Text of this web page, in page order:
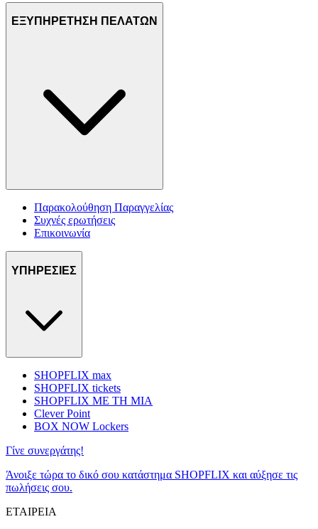
ΕΞΥΠΗΡΕΤΗΣΗ ΠΕΛΑΤΩΝ
Παρακολούθηση Παραγγελίας
Συχνές ερωτήσεις
Επικοινωνία
ΥΠΗΡΕΣΙΕΣ
SHOPFLIX max
SHOPFLIX tickets
SHOPFLIX ΜΕ ΤΗ ΜΙΑ
Clever Point
BOX NOW Lockers
Γίνε συνεργάτης!
Άνοιξε τώρα το δικό σου κατάστημα SHOPFLIX και αύξησε τις
πωλήσεις σου.
ΕΤΑΙΡΕΙΑ